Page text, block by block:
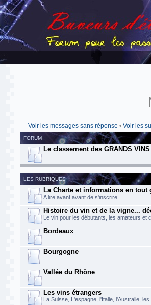
Voir les messages sans réponse • Voir les
FORUM
Le classement des GRANDS
LES RUBRIQUES
La Charte et informations en tout
A lire avant avant de s'inscrire.
Histoire du vin et de la vigne...
Le vin pour les débutants, les amateurs et
Bordeaux
Bourgogne
Vallée du Rhône
Les vins étrangers
La Suisse, L'espagne, l'Italie, l'Australie, les